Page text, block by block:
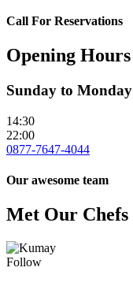
Call For Reservations
Opening Hours
Sunday to Monday
14:30
22:00
0877-7647-4044
Our awesome team
Met Our Chefs
Follow